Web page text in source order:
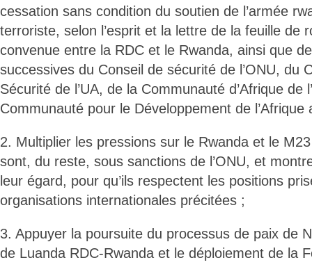
cessation sans condition du soutien de l’armée
terroriste, selon l’esprit et la lettre de la feuille de
convenue entre la RDC et le Rwanda, ainsi que
successives du Conseil de sécurité de l’ONU, du
Sécurité de l’UA, de la Communauté d’Afrique de
Communauté pour le Développement de l’Afrique
2. Multiplier les pressions sur le Rwanda et le
sont, du reste, sous sanctions de l’ONU, et
leur égard, pour qu’ils respectent les positions
organisations internationales précitées ;
3. Appuyer la poursuite du processus de paix de
de Luanda RDC-Rwanda et le déploiement de la